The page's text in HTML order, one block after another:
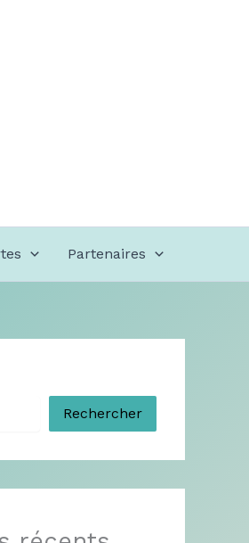
Partenaires
Rechercher